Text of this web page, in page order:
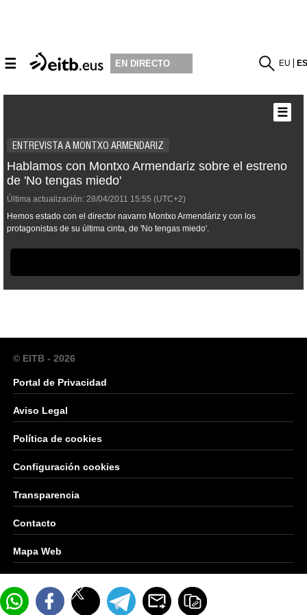
☰ EN DIRECTO EU
ENTREVISTA A MONTXO ARMENDARIZ
Hablamos con Montxo Armendariz sobre el estreno
de 'No tengas miedo'
Última actualización: 28/04/2011 15:55 (UTC+2)
Hemos estado con el director navarro Montxo Armendáriz y con los
protagonistas de su última cinta, de 'No tengas miedo'.
☰
© EITB - 2026
Portal de Privacidad
Aviso Legal
Política de cookies
Configuración cookies
Transparencia
Contacto
Mapa Web